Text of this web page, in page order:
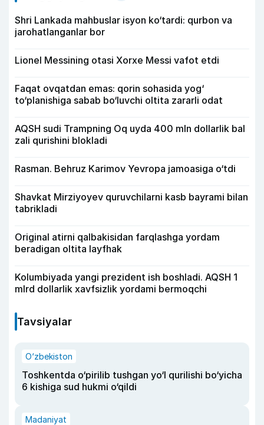
Shri Lankada mahbuslar isyon ko‘tardi: qurbon va
jarohatlanganlar bor
Lionel Messining otasi Xorxe Messi vafot etdi
Faqat ovqatdan emas: qorin sohasida yog‘
to‘planishiga sabab bo‘luvchi oltita zararli odat
AQSH sudi Trampning Oq uyda 400 mln dollarlik bal
zali qurishini blokladi
Rasman. Behruz Karimov Yevropa jamoasiga o‘tdi
Shavkat Mirziyoyev quruvchilarni kasb bayrami bilan
tabrikladi
Original atirni qalbakisidan farqlashga yordam
beradigan oltita layfhak
Kolumbiyada yangi prezident ish boshladi. AQSH 1
mlrd dollarlik xavfsizlik yordami bermoqchi
Tavsiyalar
O‘zbekiston
Toshkentda o‘pirilib tushgan yo‘l qurilishi bo‘yicha
6 kishiga sud hukmi o‘qildi
Madaniyat